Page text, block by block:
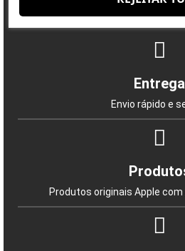
um relógio inteligente de alta
preço incrivelmente baixo.
A satisfação do cliente é
Entrega
Envio rápido e
Produtos originais Apple